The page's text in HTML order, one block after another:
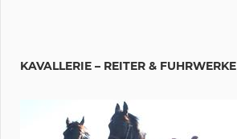
KAVALLERIE – REITER & FUHRWERKE